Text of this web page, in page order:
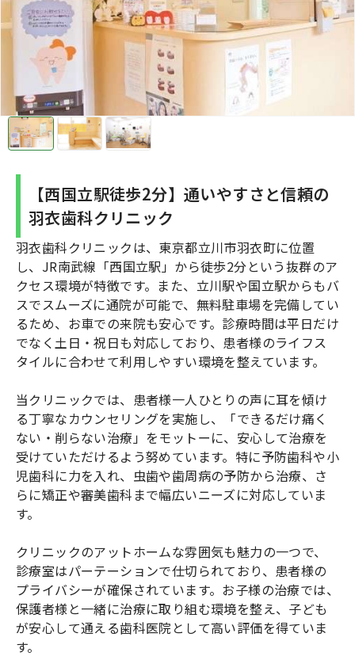
【西国立駅徒歩2分】通いやすさと信頼の
羽衣歯科クリニック
羽衣歯科クリニックは、東京都立川市羽衣町に位置
し、JR南武線「西国立駅」から徒歩2分という抜群のア
クセス環境が特徴です。また、立川駅や国立駅からもバ
スでスムーズに通院が可能で、無料駐車場を完備してい
るため、お車での来院も安心です。診療時間は平日だけ
でなく土日・祝日も対応しており、患者様のライフス
タイルに合わせて利用しやすい環境を整えています。
当クリニックでは、患者様一人ひとりの声に耳を傾け
る丁寧なカウンセリングを実施し、「できるだけ痛く
ない・削らない治療」をモットーに、安心して治療を
受けていただけるよう努めています。特に予防歯科や小
児歯科に力を入れ、虫歯や歯周病の予防から治療、さ
らに矯正や審美歯科まで幅広いニーズに対応していま
す。
クリニックのアットホームな雰囲気も魅力の一つで、
診療室はパーテーションで仕切られており、患者様の
プライバシーが確保されています。お子様の治療では、
保護者様と一緒に治療に取り組む環境を整え、子ども
が安心して通える歯科医院として高い評価を得ていま
す。